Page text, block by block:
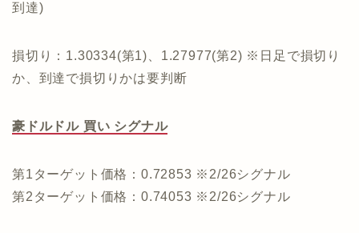
到達)
損切り：1.30334(第1)、1.27977(第2) ※日足で損切り
か、到達で損切りかは要判断
豪ドルドル 買い シグナル
第1ターゲット価格：0.72853 ※2/26シグナル
第2ターゲット価格：0.74053 ※2/26シグナル